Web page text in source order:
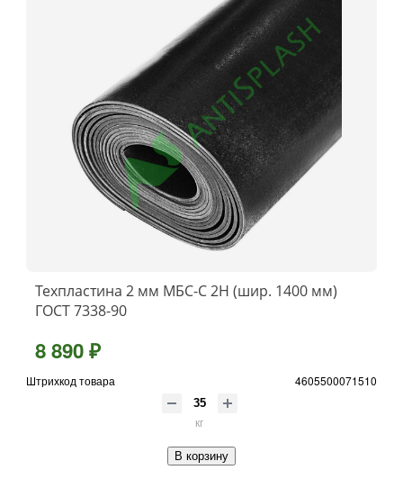
Техпластина 2 мм МБС-С 2Н (шир. 1400 мм)
ГОСТ 7338-90
8 890 ₽
Штрихкод товара 4605500071510
кг
В корзину